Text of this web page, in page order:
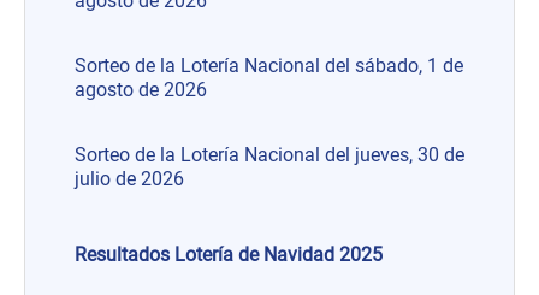
Sorteo de la Lotería Nacional del sábado, 1 de
agosto de 2026
Sorteo de la Lotería Nacional del jueves, 30 de
julio de 2026
Resultados Lotería de Navidad 2025